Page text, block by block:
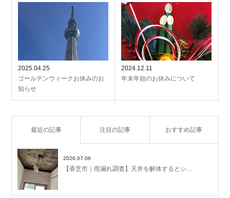
2025.04.25
ゴールデンウィークお休みのお
知らせ
2024.12.11
年末年始のお休みについて
最近の記事 注目の記事 おすすめ記事
2026.07.06
【香芝市｜雨漏れ調査】天井を解体するとシ…